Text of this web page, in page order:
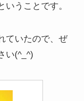
いうことです。
ていたので、ぜ
い(^_^)